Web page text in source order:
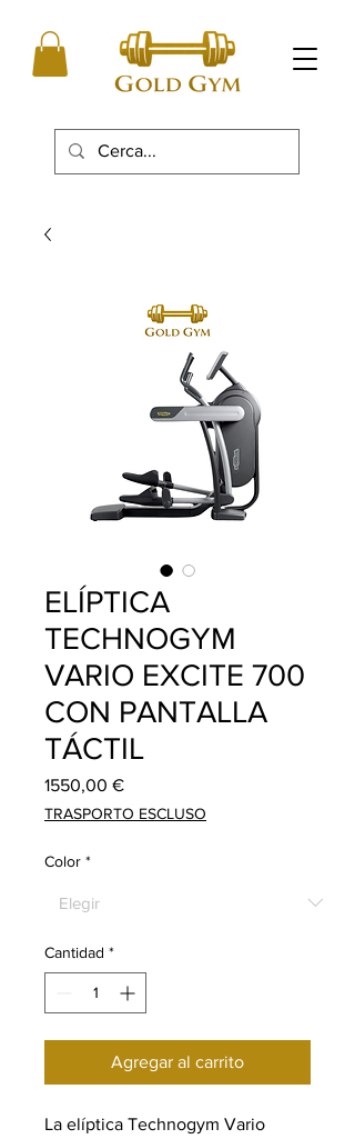
ELÍPTICA
TECHNOGYM
VARIO EXCITE 700
CON PANTALLA
TÁCTIL
1550,00 €Precio
TRASPORTO ESCLUSO
Color *
Cantidad *
Agregar al carrito
La elíptica Technogym Vario